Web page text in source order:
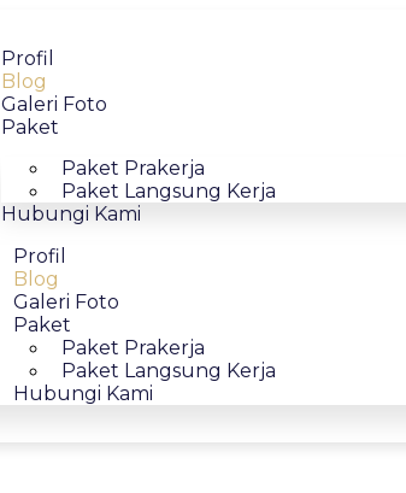
Profil
Blog
Galeri Foto
Paket
Paket Prakerja
Paket Langsung Kerja
Hubungi Kami
Profil
Blog
Galeri Foto
Paket
Paket Prakerja
Paket Langsung Kerja
Hubungi Kami